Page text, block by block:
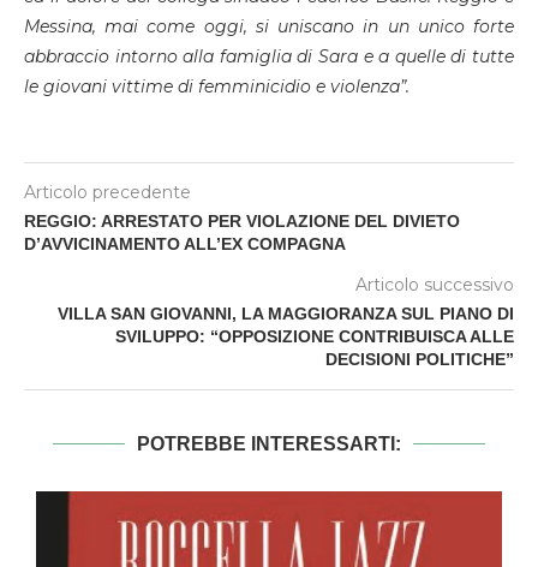
Messina, mai come oggi, si uniscano in un unico forte
abbraccio intorno alla famiglia di Sara e a quelle di tutte
le giovani vittime di femminicidio e violenza”.
Articolo precedente
REGGIO: ARRESTATO PER VIOLAZIONE DEL DIVIETO
D’AVVICINAMENTO ALL’EX COMPAGNA
Articolo successivo
VILLA SAN GIOVANNI, LA MAGGIORANZA SUL PIANO DI
SVILUPPO: “OPPOSIZIONE CONTRIBUISCA ALLE
DECISIONI POLITICHE”
POTREBBE INTERESSARTI: